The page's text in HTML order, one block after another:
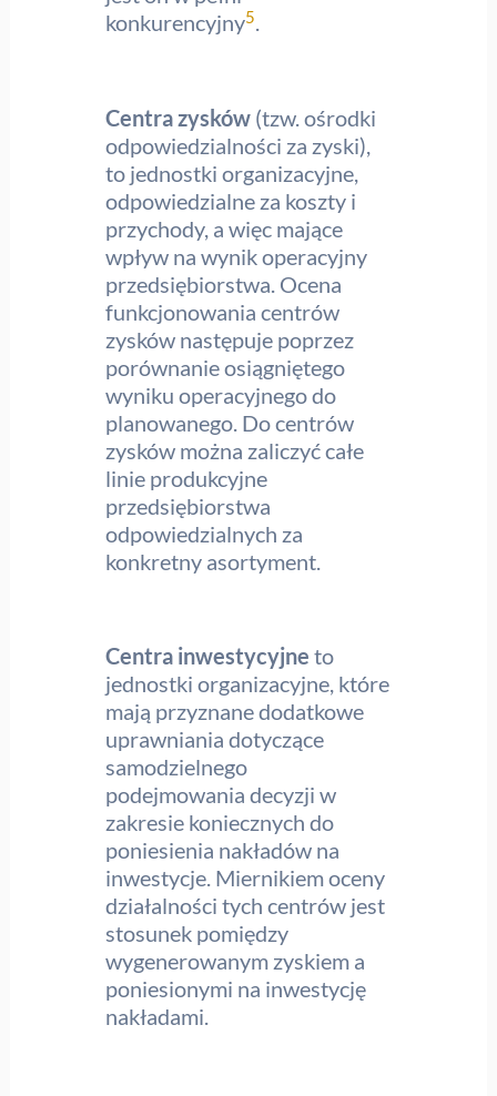
konkurencyjny5.
Centra zysków (tzw. ośrodki
odpowiedzialności za zyski),
to jednostki organizacyjne,
odpowiedzialne za koszty i
przychody, a więc mające
wpływ na wynik operacyjny
przedsiębiorstwa. Ocena
funkcjonowania centrów
zysków następuje poprzez
porównanie osiągniętego
wyniku operacyjnego do
planowanego. Do centrów
zysków można zaliczyć całe
linie produkcyjne
przedsiębiorstwa
odpowiedzialnych za
konkretny asortyment.
Centra inwestycyjne to
jednostki organizacyjne, które
mają przyznane dodatkowe
uprawniania dotyczące
samodzielnego
podejmowania decyzji w
zakresie koniecznych do
poniesienia nakładów na
inwestycje. Miernikiem oceny
działalności tych centrów jest
stosunek pomiędzy
wygenerowanym zyskiem a
poniesionymi na inwestycję
nakładami.